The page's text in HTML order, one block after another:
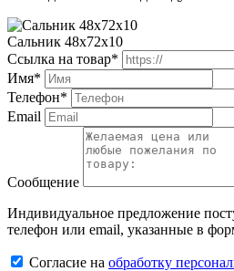
Сальник 48х72х10
Ссылка на товар*
Имя*
Телефон*
Email
Сообщение
Индивидуальное предложение
телефон или email, указанные в
Cогласиe на обработку